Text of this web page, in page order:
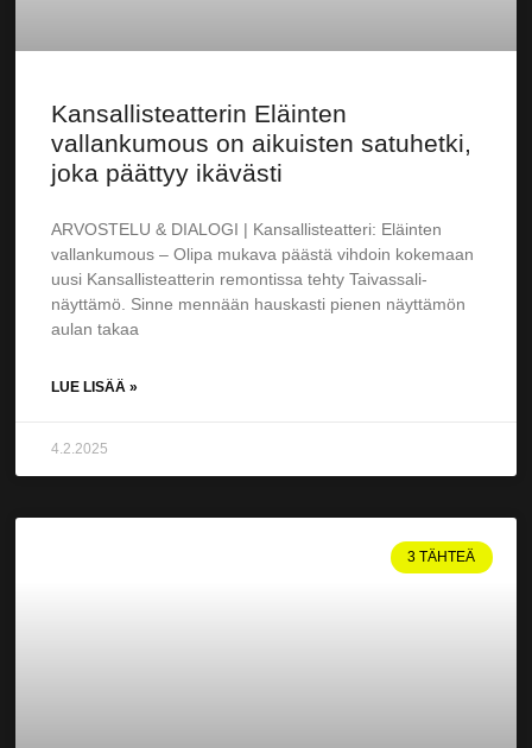
Kansallisteatterin Eläinten
vallankumous on aikuisten satuhetki,
joka päättyy ikävästi
ARVOSTELU & DIALOGI | Kansallisteatteri: Eläinten
vallankumous – Olipa mukava päästä vihdoin kokemaan
uusi Kansallisteatterin remontissa tehty Taivassali-
näyttämö. Sinne mennään hauskasti pienen näyttämön
aulan takaa
LUE LISÄÄ »
4.2.2025
3 TÄHTEÄ